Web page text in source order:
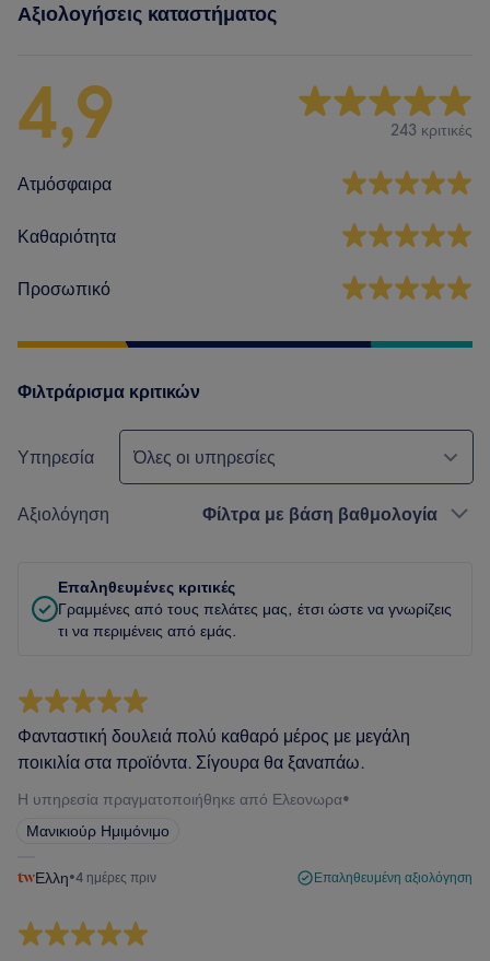
Αξιολογήσεις καταστήματος
4,9 243 κριτικές
Ατμόσφαιρα
Καθαριότητα
Προσωπικό
Φιλτράρισμα κριτικών
Υπηρεσία Όλες οι υπηρεσίες
Αξιολόγηση Φίλτρα με βάση βαθμολογία
Επαληθευμένες κριτικές
Γραμμένες από τους πελάτες μας, έτσι ώστε να γνωρίζεις
τι να περιμένεις από εμάς.
Φανταστική δουλειά πολύ καθαρό μέρος με μεγάλη
ποικιλία στα προϊόντα. Σίγουρα θα ξαναπάω.
Η υπηρεσία πραγματοποιήθηκε από Ελεονωρα•
Μανικιούρ Ημιμόνιμο
Ελλη•4 ημέρες πριν Επαληθευμένη αξιολόγηση